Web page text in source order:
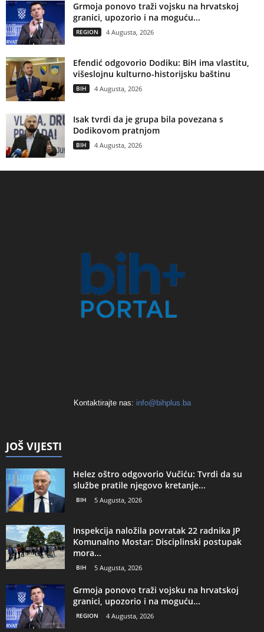
Grmoja ponovo traži vojsku na hrvatskoj
granici, upozorio i na moguću...
REGION 4 Augusta, 2026
Efendić odgovorio Dodiku: BiH ima vlastitu,
višeslojnu kulturno-historijsku baštinu
BIH 4 Augusta, 2026
Isak tvrdi da je grupa bila povezana s
Dodikovom pratnjom
BIH 4 Augusta, 2026
Kontaktirajte nas: info@bihplus.ba
JOŠ VIJESTI
Helez oštro odgovorio Vučiću: Tvrdi da su
službe pratile njegovo kretanje...
BIH 5 Augusta, 2026
Inspekcija naložila povratak 22 radnika JP
Komunalno Mostar: Disciplinski postupak
mora...
BIH 5 Augusta, 2026
Grmoja ponovo traži vojsku na hrvatskoj
granici, upozorio i na moguću...
REGION 4 Augusta, 2026